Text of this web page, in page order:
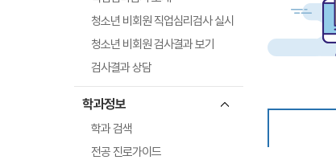
청소년 비회원 직업심리검사 실시
청소년 비회원 검사결과 보기
검사결과 상담
학과정보
학과 검색
전공 진로가이드